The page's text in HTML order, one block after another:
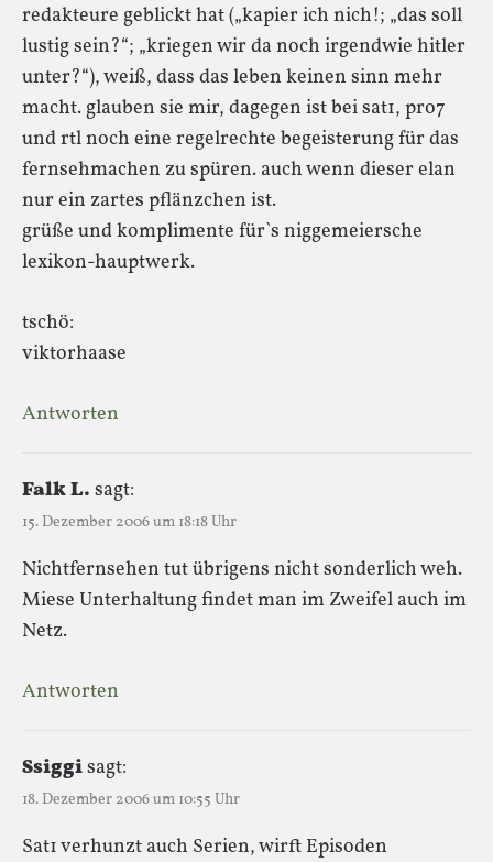
redakteure geblickt hat („kapier ich nich!; „das soll
lustig sein?“; „kriegen wir da noch irgendwie hitler
unter?“), weiß, dass das leben keinen sinn mehr
macht. glauben sie mir, dagegen ist bei sat1, pro7
und rtl noch eine regelrechte begeisterung für das
fernsehmachen zu spüren. auch wenn dieser elan
nur ein zartes pflänzchen ist.
grüße und komplimente für`s niggemeiersche
lexikon-hauptwerk.
tschö:
viktorhaase
Antworten
Falk L. sagt:
15. Dezember 2006 um 18:18 Uhr
Nichtfernsehen tut übrigens nicht sonderlich weh.
Miese Unterhaltung findet man im Zweifel auch im
Netz.
Antworten
Ssiggisagt:
18. Dezember 2006 um 10:55 Uhr
Sat1 verhunzt auch Serien, wirft Episoden